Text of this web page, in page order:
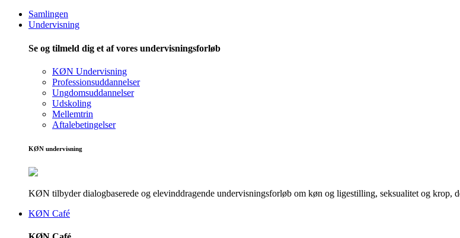
Samlingen
Undervisning
Se og tilmeld dig et af vores undervisningsforløb
KØN Undervisning
Professionsuddannelser
Ungdomsuddannelser
Udskoling
Mellemtrin
Aftalebetingelser
KØN undervisning
KØN tilbyder dialogbaserede og elevinddragende undervisningsforløb om køn og ligestilling, seksualitet og krop,
KØN Café